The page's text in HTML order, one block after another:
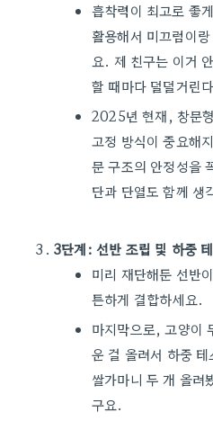
흡착력이 최고로 좋
활용해서 미끄럼이
요. 제 친구는 이거
할 때마다 덜덜거린
2025년 현재, 창문
고정 방식이 중요해
문 구조의 안정성을
단과 단열도 함께 생
3단계: 선반 조립 및 하중
미리 재단해둔 선반
튼하게 결합하세요.
마지막으로, 고양이
운 걸 올려서 하중
쌀가마니 두 개 올려
구요.